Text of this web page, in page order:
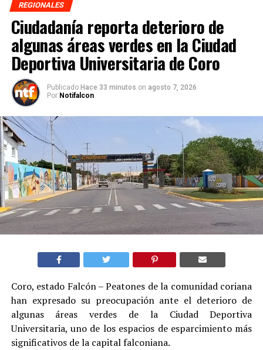
REGIONALES
Ciudadanía reporta deterioro de
algunas áreas verdes en la Ciudad
Deportiva Universitaria de Coro
Publicado Hace 33 minutos on agosto 7, 2026
Por Notifalcon
Coro, estado Falcón – Peatones de la comunidad coriana
han expresado su preocupación ante el deterioro de
algunas áreas verdes de la Ciudad Deportiva
Universitaria, uno de los espacios de esparcimiento más
significativos de la capital falconiana.